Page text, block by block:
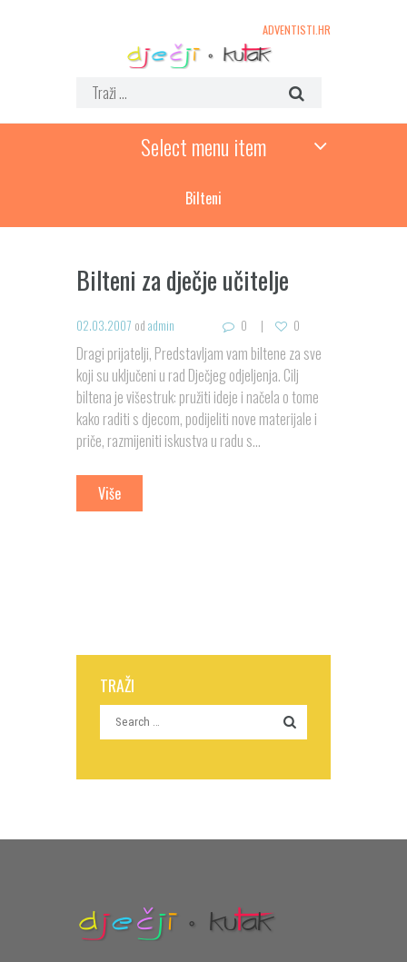
ADVENTISTI.HR
Select menu item
Bilteni
Bilteni za dječje učitelje
02.03.2007 odadmin 0 0
Dragi prijatelji, Predstavljam vam biltene za sve
koji su uključeni u rad Dječjeg odjeljenja. Cilj
biltena je višestruk: pružiti ideje i načela o tome
kako raditi s djecom, podijeliti nove materijale i
priče, razmijeniti iskustva u radu s...
Više
TRAŽI